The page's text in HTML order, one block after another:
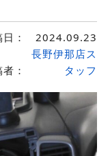
： 2024.09.23
：
長野伊那店ス
タッフ